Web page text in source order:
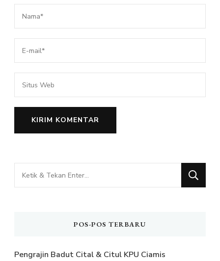
Mencari
Sesuatu?
POS-POS TERBARU
Pengrajin Badut Cital & Citul KPU Ciamis